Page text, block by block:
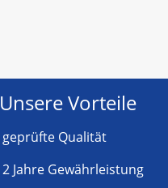
Unsere Vorteile
geprüfte Qualität
2 Jahre Gewährleistung